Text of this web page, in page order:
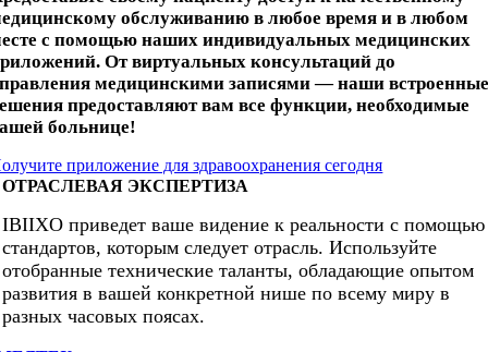
обслуживанию в любое время и в любом
с помощью наших индивидуальных медицинских
От виртуальных консультаций до
медицинскими записями — наши
предоставляют вам все функции, необходимые
больнице!
приложение для здравоохранения сегодня
ОТРАСЛЕВАЯ ЭКСПЕРТИЗА
IBIIXO приведет ваше видение к реальности с помощью
стандартов, которым следует отрасль. Используйте
отобранные технические таланты, обладающие опытом
развития в вашей конкретной нише по всему миру в
разных часовых поясах.